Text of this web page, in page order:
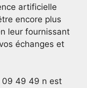
artificielle
encore plus
leur fournissant
échanges et
09 49 49 n est